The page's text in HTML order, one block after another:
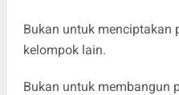
Bukan untuk menciptakan
kelompok lain.
Bukan untuk membangun